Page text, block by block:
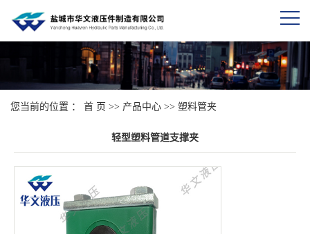
您当前的位置 ： 首 页 >> 产品中心 >> 塑料管夹
轻型塑料管道支撑夹